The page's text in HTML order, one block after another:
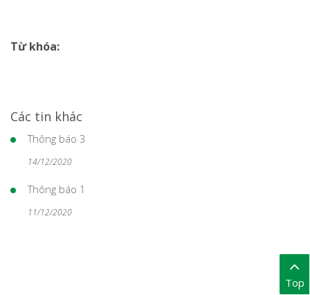
Từ khóa:
Các tin khác
Thông báo 3
14/12/2020
Thông báo 1
11/12/2020
Top